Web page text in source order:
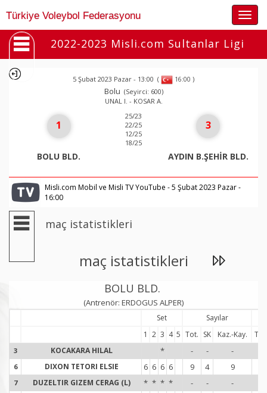
Türkiye Voleybol Federasyonu
2022-2023 Misli.com Sultanlar Ligi
5 Şubat 2023 Pazar - 13:00 ( 16:00 )
Bolu (Seyirci: 600)
UNAL I. - KOSAR A.
1
BOLU BLD.
25/23
22/25
12/25
18/25
3
AYDIN B.ŞEHİR BLD.
Misli.com Mobil ve Misli TV YouTube - 5 Şubat 2023 Pazar -
16:00
maç istatistikleri
maç istatistikleri
BOLU BLD.
(Antrenör: ERDOGUS ALPER)
Set
Sayılar
1 2 3 4 5 Tot. SK Kaz.-Kay. Tot.
3 KOCAKARA HILAL * - - -
6 DIXON TETORI ELSIE 6 6 6 6 9 4 9
7 DUZELTIR GIZEM CERAG (L) * * * * - - -